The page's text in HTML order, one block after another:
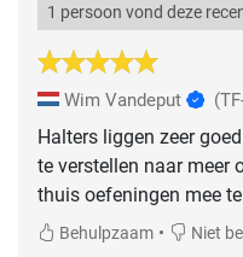
1 persoon vond deze
Wim Vandeput
Halters liggen zeer
te verstellen naar meer
thuis oefeningen mee
Behulpzaam • Niet